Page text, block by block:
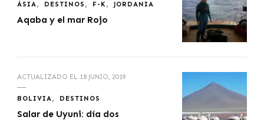
ÁSIA DESTINOS F-K JORDANIA
Aqaba y el mar Rojo
ACTUALIZADO EL 18 JUNIO, 2019
BOLIVIA DESTINOS
Salar de Uyuni: día dos